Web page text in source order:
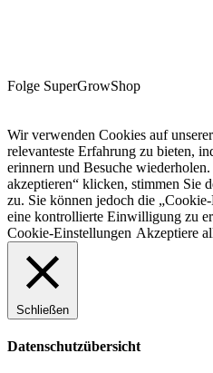
Folge SuperGrowShop
Wir verwenden Cookies auf
relevanteste Erfahrung zu bieten,
erinnern und Besuche
akzeptieren“ klicken, stimmen Sie
zu. Sie können jedoch die
eine kontrollierte Einwilligung zu
Cookie-Einstellungen Akzeptiere
Schließen
Datenschutzübersicht